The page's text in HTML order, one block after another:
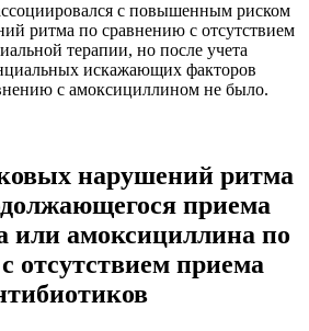
с повышенным риском
ритма по сравнению с отсутствием
терапии, но после учета
искажающих факторов
с амоксициллином не было.
нарушений ритма
приема
или амоксициллина по
отсутствием приема